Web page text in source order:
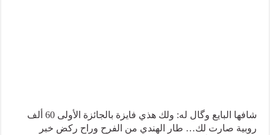
شافها البايع وگال له: ولك هذي فايزة بالجائزة الأولى 60 ألف
روبية صارت لك… طار الهندي من الفرح وراح ركض خبر